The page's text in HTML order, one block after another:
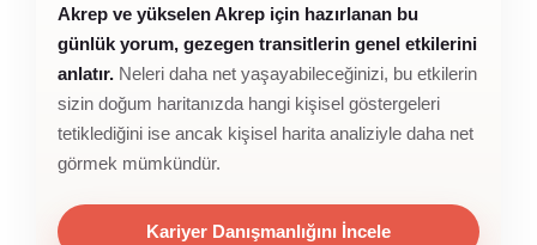
Akrep ve yükselen Akrep için hazırlanan bu
günlük yorum, gezegen transitlerin genel etkilerini
anlatır. Neleri daha net yaşayabileceğinizi, bu etkilerin
sizin doğum haritanızda hangi kişisel göstergeleri
tetiklediğini ise ancak kişisel harita analiziyle daha net
görmek mümkündür.
Kariyer Danışmanlığını İncele